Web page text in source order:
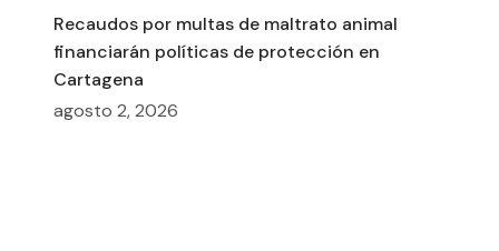
Recaudos por multas de maltrato animal
financiarán políticas de protección en
Cartagena
agosto 2, 2026